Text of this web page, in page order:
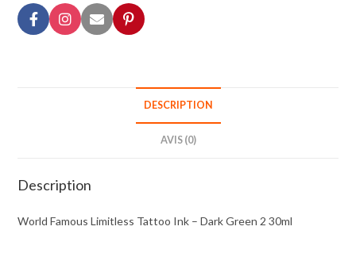
DESCRIPTION
AVIS (0)
Description
World Famous Limitless Tattoo Ink – Dark Green 2 30ml